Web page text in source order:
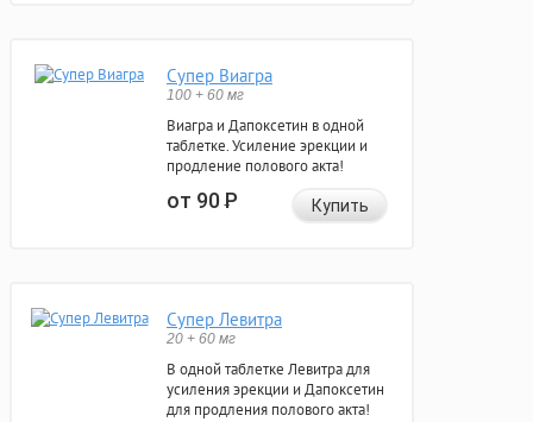
Супер Виагра
100 + 60 мг
Виагра и Дапоксетин в одной
таблетке. Усиление эрекции и
продление полового акта!
от 90Р Купить
Супер Левитра
20 + 60 мг
В одной таблетке Левитра для
усиления эрекции и Дапоксетин
для продления полового акта!